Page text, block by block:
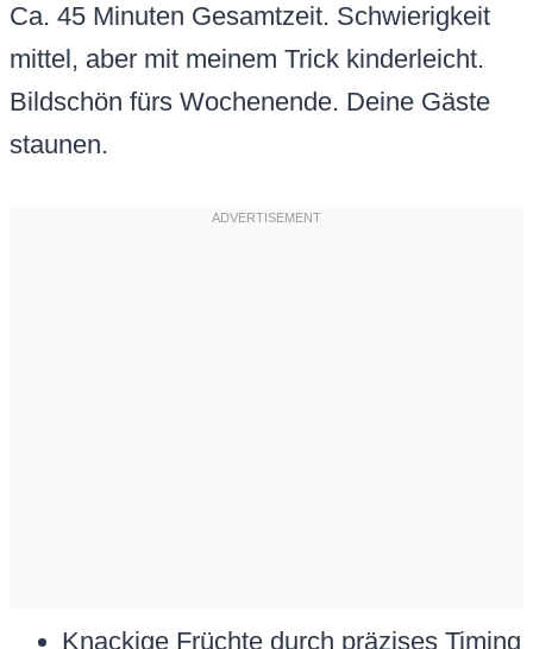
Ca. 45 Minuten Gesamtzeit. Schwierigkeit
mittel, aber mit meinem Trick kinderleicht.
Bildschön fürs Wochenende. Deine Gäste
staunen.
Knackige Früchte durch präzises Timing